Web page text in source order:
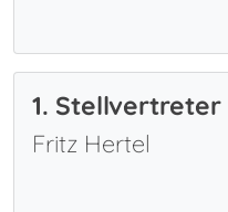
1. Stellvertreter
Fritz Hertel